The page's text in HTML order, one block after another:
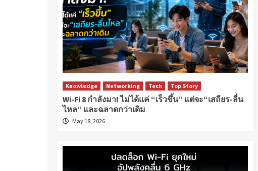
Knowledge Networking Tech Top Story
Wi-Fi 8 กำลังมา! ไม่ได้แค่ “เร็วขึ้น” แต่จะ“เสถียร-ลื่น
ไหล” และฉลาดกว่าเดิม
May 18, 2026